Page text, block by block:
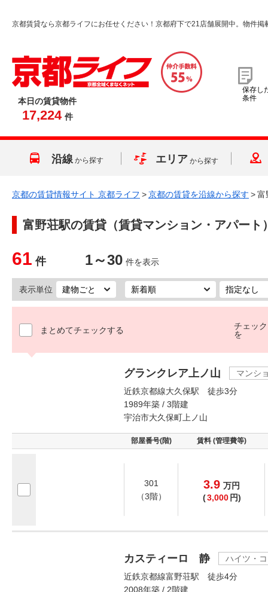
京都賃貸なら京都ライフにお任せください！京都府下で21店舗展開中。物件掲
本日の賃貸物件
17,224 件
保存し
条件
沿線 から探す エリア から探す
京都の賃貸情報サイト 京都ライフ >京都の賃貸を沿線から探す >富
富野荘駅の賃貸（賃貸マンション・アパート
61 件 1～30 件を表示
表示単位
まとめてチェックする
チェッ
を
グランクレア上ノ山
マンシ
近鉄京都線大久保駅 徒歩3分
1989年築 / 3階建
宇治市大久保町上ノ山
部屋番号(階) 賃料 (管理費等)
301
（3階）
3.9 万円
(3,000 円)
カスティーロ 静
ハイツ・
近鉄京都線富野荘駅 徒歩4分
2008年築 / 2階建